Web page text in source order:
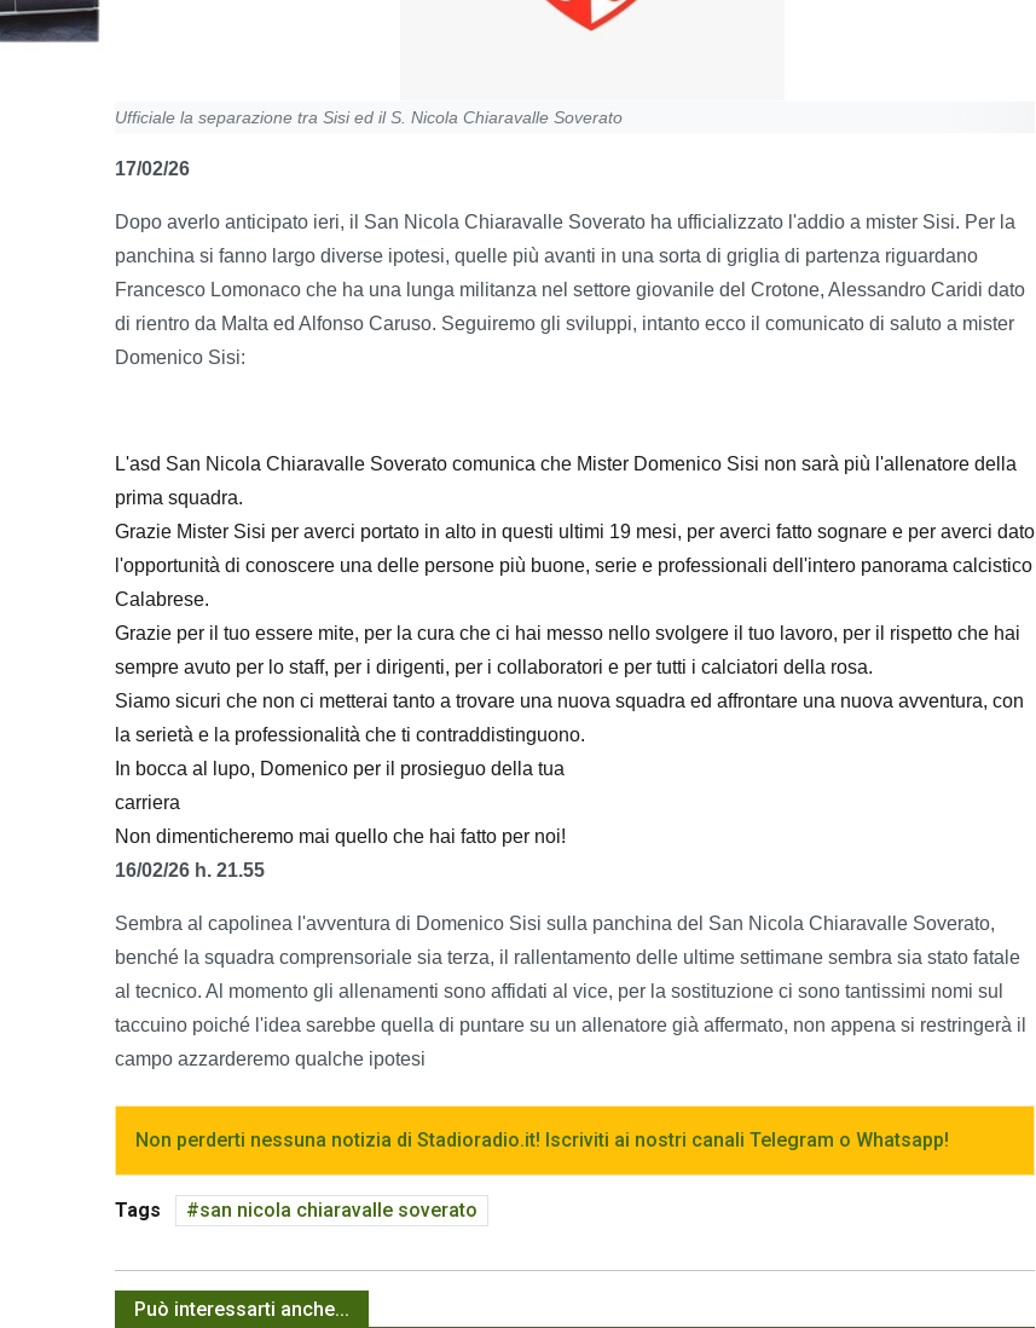
Ufficiale la separazione tra Sisi ed il S. Nicola Chiaravalle Soverato
17/02/26
Dopo averlo anticipato ieri, il San Nicola Chiaravalle Soverato ha ufficializzato l'addio a mister Sisi. Per la
panchina si fanno largo diverse ipotesi, quelle più avanti in una sorta di griglia di partenza riguardano
Francesco Lomonaco che ha una lunga militanza nel settore giovanile del Crotone, Alessandro Caridi dato
di rientro da Malta ed Alfonso Caruso. Seguiremo gli sviluppi, intanto ecco il comunicato di saluto a mister
Domenico Sisi:
L'asd San Nicola Chiaravalle Soverato comunica che Mister Domenico Sisi non sarà più l'allenatore della
prima squadra.
Grazie Mister Sisi per averci portato in alto in questi ultimi 19 mesi, per averci fatto sognare e per averci dato
l'opportunità di conoscere una delle persone più buone, serie e professionali dell'intero panorama calcistico
Calabrese.
Grazie per il tuo essere mite, per la cura che ci hai messo nello svolgere il tuo lavoro, per il rispetto che hai
sempre avuto per lo staff, per i dirigenti, per i collaboratori e per tutti i calciatori della rosa.
Siamo sicuri che non ci metterai tanto a trovare una nuova squadra ed affrontare una nuova avventura, con
la serietà e la professionalità che ti contraddistinguono.
In bocca al lupo, Domenico per il prosieguo della tua
carriera
Non dimenticheremo mai quello che hai fatto per noi!
16/02/26 h. 21.55
Sembra al capolinea l'avventura di Domenico Sisi sulla panchina del San Nicola Chiaravalle Soverato,
benché la squadra comprensoriale sia terza, il rallentamento delle ultime settimane sembra sia stato fatale
al tecnico. Al momento gli allenamenti sono affidati al vice, per la sostituzione ci sono tantissimi nomi sul
taccuino poiché l'idea sarebbe quella di puntare su un allenatore già affermato, non appena si restringerà il
campo azzarderemo qualche ipotesi
Non perderti nessuna notizia di Stadioradio.it! Iscriviti ai nostri canali Telegram o Whatsapp!
Tags san nicola chiaravalle soverato
Può interessarti anche...